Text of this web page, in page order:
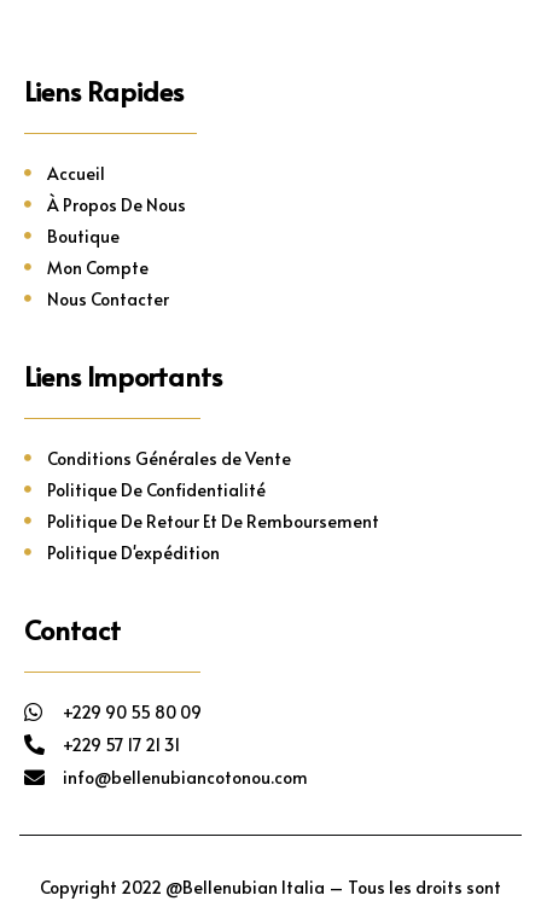
Liens Rapides
Accueil
À Propos De Nous
Boutique
Mon Compte
Nous Contacter
Liens Importants
Conditions Générales de Vente
Politique De Confidentialité
Politique De Retour Et De Remboursement
Politique D'expédition
Contact
+229 90 55 80 09
+229 57 17 21 31
info@bellenubiancotonou.com
Copyright 2022 @Bellenubian Italia – Tous les droits sont